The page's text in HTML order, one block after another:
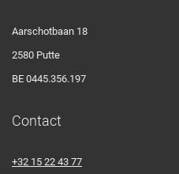
Aarschotbaan 18
2580 Putte
BE 0445.356.197
Contact
+32 15 22 43 77